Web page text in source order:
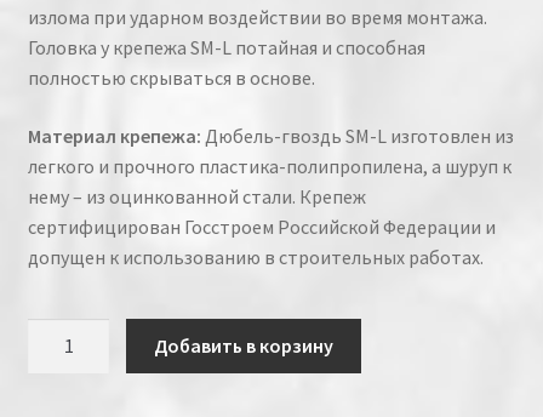
излома при ударном воздействии во время монтажа.
Головка у крепежа SM-L потайная и способная
полностью скрываться в основе.
Материал крепежа: Дюбель-гвоздь SM-L изготовлен из
легкого и прочного пластика-полипропилена, а шуруп к
нему – из оцинкованной стали. Крепеж
сертифицирован Госстроем Российской Федерации и
допущен к использованию в строительных работах.
Добавить в корзину